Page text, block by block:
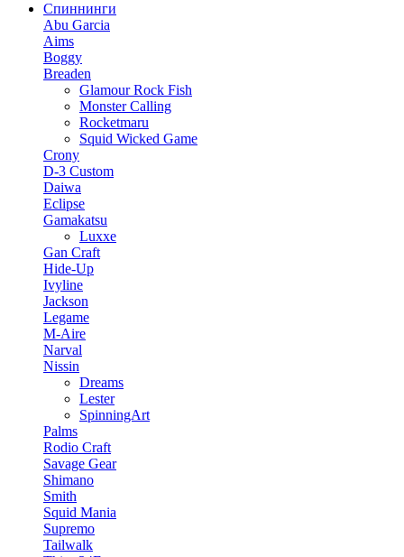
Спиннинги
Abu Garcia
Aims
Boggy
Breaden
Glamour Rock Fish
Monster Calling
Rocketmaru
Squid Wicked Game
Crony
D-3 Custom
Daiwa
Eclipse
Gamakatsu
Luxxe
Gan Craft
Hide-Up
Ivyline
Jackson
Legame
M-Aire
Narval
Nissin
Dreams
Lester
SpinningArt
Palms
Rodio Craft
Savage Gear
Shimano
Smith
Squid Mania
Supremo
Tailwalk